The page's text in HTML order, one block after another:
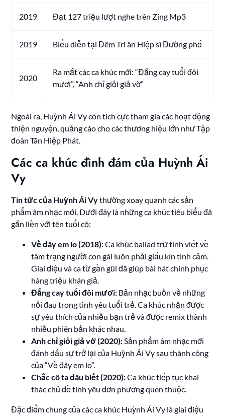
2019 Đạt 127 triệu lượt nghe trên Zing Mp3
2019 Biểu diễn tại Đêm Tri ân Hiệp sĩ Đường phố
2020
Ra mắt các ca khúc mới: “Đắng cay tuổi đôi
mươi”, “Anh chỉ giỏi giả vờ”
Ngoài ra, Huỳnh Ái Vy còn tích cực tham gia các hoạt động
thiện nguyện, quảng cáo cho các thương hiệu lớn như Tập
đoàn Tân Hiệp Phát.
Các ca khúc đình đám của Huỳnh Ái
Vy
Tin tức của Huỳnh Ái Vythường xoay quanh các sản
phẩm âm nhạc mới. Dưới đây là những ca khúc tiêu biểu đã
gắn liền với tên tuổi cô:
Về đây em lo (2018):Ca khúc ballad trữ tình viết về
tâm trạng người con gái luôn phải giấu kín tình cảm.
Giai điệu và ca từ gần gũi đã giúp bài hát chinh phục
hàng triệu khán giả.
Đắng cay tuổi đôi mươi: Bản nhạc buồn về những
nỗi đau trong tình yêu tuổi trẻ. Ca khúc nhận được
sự yêu thích của nhiều bạn trẻ và được remix thành
nhiều phiên bản khác nhau.
Anh chỉ giỏi giả vờ (2020):Sản phẩm âm nhạc mới
đánh dấu sự trở lại của Huỳnh Ái Vy sau thành công
của “Về đây em lo”.
Chắc cô ta đâu biết (2020):Ca khúc tiếp tục khai
thác chủ đề tình yêu đơn phương quen thuộc.
Đặc điểm chung của các ca khúc Huỳnh Ái Vy là giai điệu